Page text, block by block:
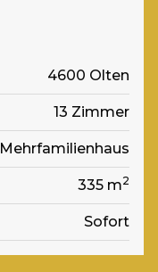
4600 Olten
13 Zimmer
Mehrfamilienhaus
335 m2
Sofort